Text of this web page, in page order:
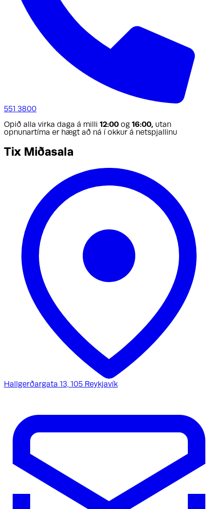
551 3800
Opið alla virka daga á milli 12:00 og 16:00, utan
opnunartíma er hægt að ná í okkur á netspjallinu
Tix Miðasala
Hallgerðargata 13, 105 Reykjavík